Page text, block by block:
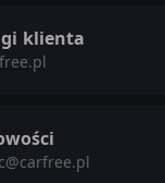
klienta